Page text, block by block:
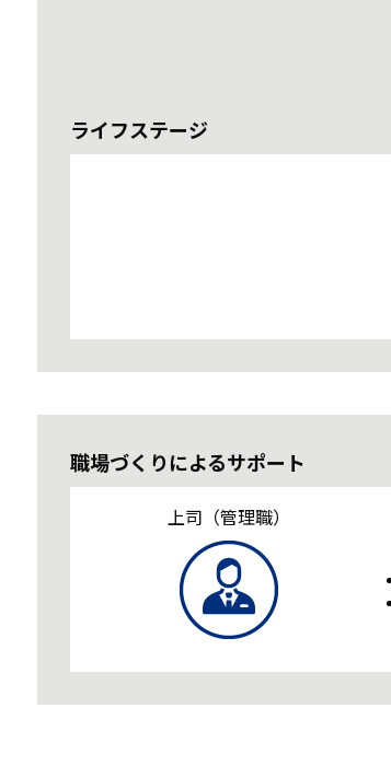
ライフステージ
職場づくりによるサポート
上司（管理職）